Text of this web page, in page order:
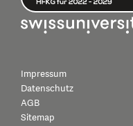
Impressum
Datenschutz
AGB
Sitemap